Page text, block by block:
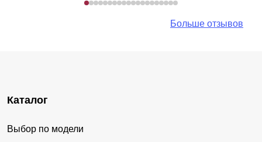
Больше отзывов
Каталог
Выбор по модели